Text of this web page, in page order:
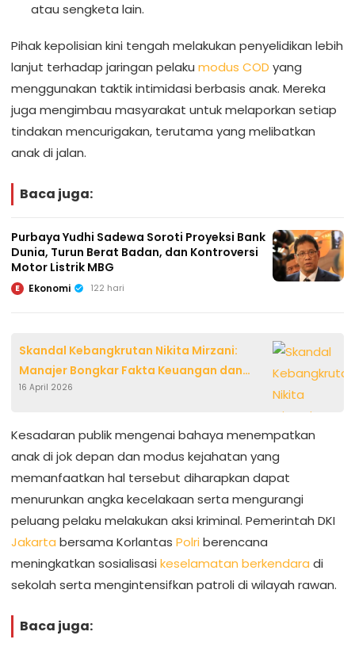
atau sengketa lain.
Pihak kepolisian kini tengah melakukan penyelidikan lebih
lanjut terhadap jaringan pelaku modus COD yang
menggunakan taktik intimidasi berbasis anak. Mereka
juga mengimbau masyarakat untuk melaporkan setiap
tindakan mencurigakan, terutama yang melibatkan
anak di jalan.
Baca juga:
Purbaya Yudhi Sadewa Soroti Proyeksi Bank
Dunia, Turun Berat Badan, dan Kontroversi
Motor Listrik MBG
E Ekonomi 122 hari
Skandal Kebangkrutan Nikita Mirzani:
Manajer Bongkar Fakta Keuangan dan
Sumber Penghasilan Tersisa
16 April 2026
Kesadaran publik mengenai bahaya menempatkan
anak di jok depan dan modus kejahatan yang
memanfaatkan hal tersebut diharapkan dapat
menurunkan angka kecelakaan serta mengurangi
peluang pelaku melakukan aksi kriminal. Pemerintah DKI
Jakarta bersama Korlantas Polriberencana
meningkatkan sosialisasi keselamatan berkendara di
sekolah serta mengintensifkan patroli di wilayah rawan.
Baca juga: